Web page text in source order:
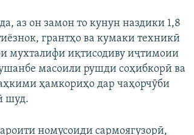
аз он замон то кунун наздики 1,8
грантҳо ва кумаки техникӣ
мухталифи иқтисодиву иҷтимоии
масоили рушди соҳибкорӣ ва
ҳамкориҳо дар чаҳорчӯби
шуд.
номусоиди сармоягузорӣ,